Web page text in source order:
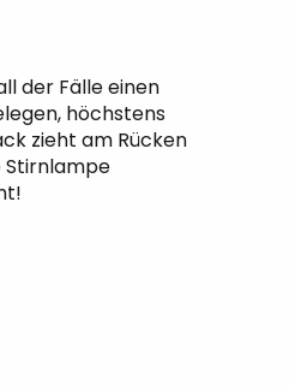
der Fälle einen
höchstens
zieht am Rücken
Stirnlampe